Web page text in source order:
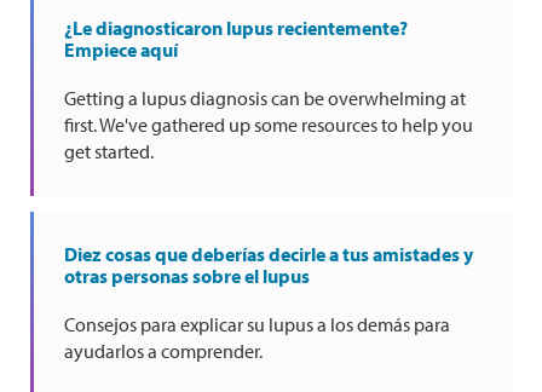
¿Le diagnosticaron lupus recientemente?
Empiece aquí
Getting a lupus diagnosis can be overwhelming at
first. We've gathered up some resources to help you
get started.
Diez cosas que deberías decirle a tus amistades y
otras personas sobre el lupus
Consejos para explicar su lupus a los demás para
ayudarlos a comprender.